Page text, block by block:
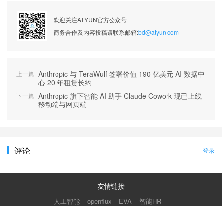
欢迎关注ATYUN官方公众号
商务合作及内容投稿请联系邮箱:bd@atyun.com
上一篇 Anthropic 与 TeraWulf 签署价值 190 亿美元 AI 数据中
心 20 年租赁长约
下一篇 Anthropic 旗下智能 AI 助手 Claude Cowork 现已上线
移动端与网页端
评论 登录
友情链接
人工智能 openflux EVA 智能HR